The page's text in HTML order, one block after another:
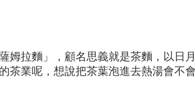
姆拉麵」，顧名思義就是茶麵，以日
茶業呢，想說把茶葉泡進去熱湯會不